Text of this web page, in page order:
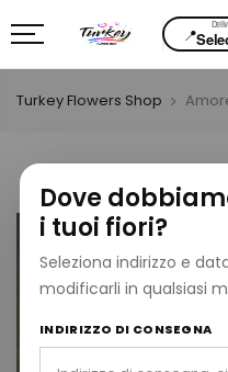
📍
Dove
i tuoi fiori?
Seleziona indirizzo e
modificarli in qualsiasi
INDIRIZZO DI CONSEGNA
Turkey Flowers Shop